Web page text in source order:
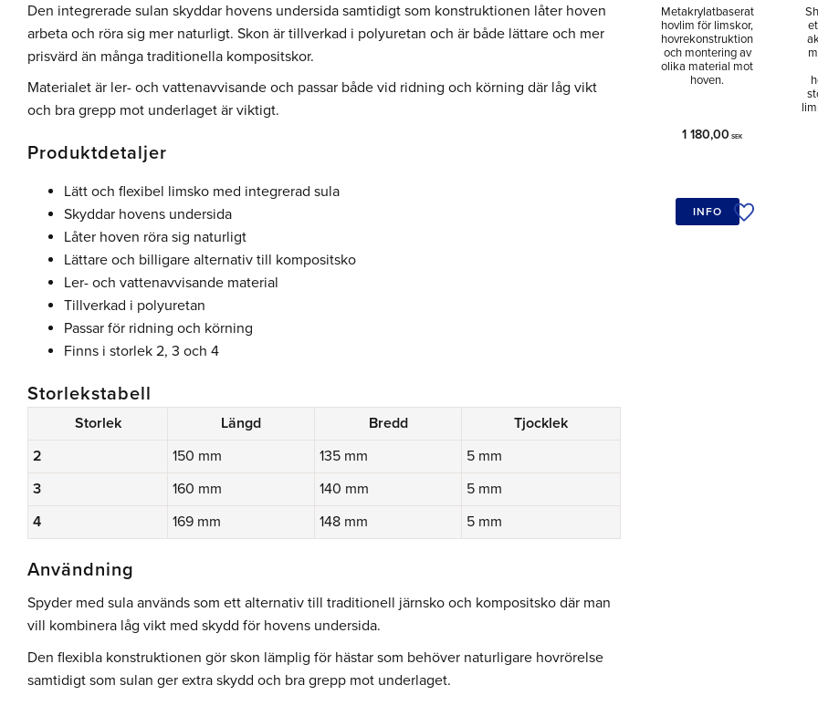
Den integrerade sulan skyddar hovens undersida samtidigt som konstruktionen låter hoven
arbeta och röra sig mer naturligt. Skon är tillverkad i polyuretan och är både lättare och mer
prisvärd än många traditionella kompositskor.
Materialet är ler- och vattenavvisande och passar både vid ridning och körning där låg vikt
och bra grepp mot underlaget är viktigt.
Produktdetaljer
Lätt och flexibel limsko med integrerad sula
Skyddar hovens undersida
Låter hoven röra sig naturligt
Lättare och billigare alternativ till kompositsko
Ler- och vattenavvisande material
Tillverkad i polyuretan
Passar för ridning och körning
Finns i storlek 2, 3 och 4
Storlekstabell
Storlek Längd Bredd
Tjocklek
2
150 mm 135 mm
5 mm
3
160 mm 140 mm
5 mm
4
169 mm 148 mm 5 mm
Användning
Spyder med sula används som ett alternativ till traditionell järnsko och kompositsko där man
vill kombinera låg vikt med skydd för hovens undersida.
Den flexibla konstruktionen gör skon lämplig för hästar som behöver naturligare hovrörelse
samtidigt som sulan ger extra skydd och bra grepp mot underlaget.
Metakrylatbaserat
hovlim för limskor,
hovrekonstruktion
och montering av
olika material mot
hoven.
1 180,00 SEK
Lägg till i
INFO